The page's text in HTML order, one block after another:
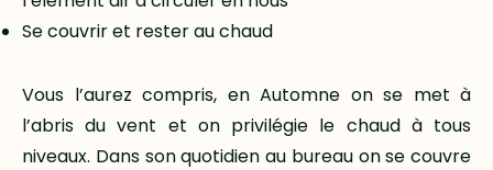
Se couvrir et rester au chaud
Vous l’aurez compris, en Automne on se met à
l’abris du vent et on privilégie le chaud à tous
niveaux. Dans son quotidien au bureau on se couvre